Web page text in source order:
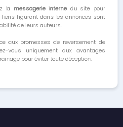
la messagerie internedu site pour
liens figurant dans les annonces sont
de leurs auteurs.
aux promesses de reversement de
vous uniquement aux avantages
pour éviter toute déception.